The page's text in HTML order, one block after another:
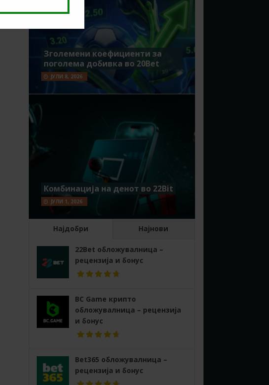
Зголемени коефициенти за
поголема добивка во 20Bet
ЈУЛИ 8, 2026
Комбинација на денот во 22Bit
ЈУЛИ 1, 2026
Најдобри Најнови
22Bet обложувалница –
рецензија и бонус
BC Game крипто
обложувалница – рецензија
и бонус
Bet365 обложувалница –
рецензија и бонус